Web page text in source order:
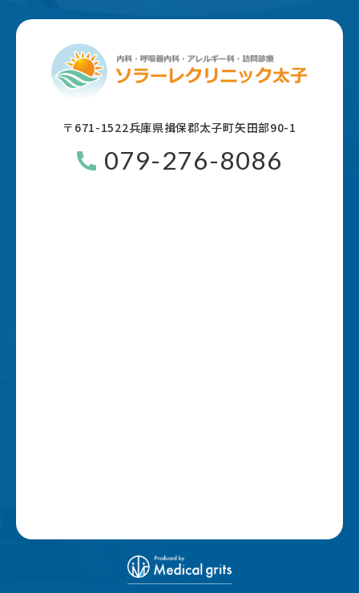
〒671-1522兵庫県揖保郡太子町矢田部90-1
079-276-8086